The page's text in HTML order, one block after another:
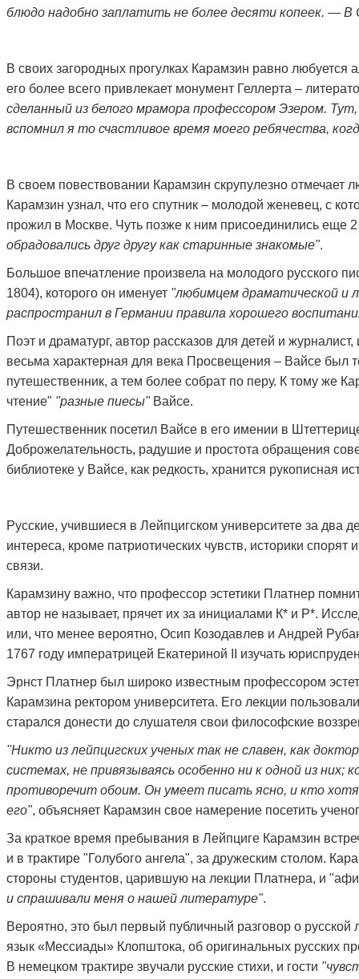
блюдо надобно заплатить не более десяти копеек. —
В своих загородных прогулках Карамзин равно
его более всего привлекает монумент Геллерта –
сделанный из белого мрамора профессором Эзером.
вспомнил я то счастливое время моего ребячества,
В своем повествовании Карамзин скрупулезно
Карамзин узнал, что его спутник – молодой женевец, с
прожил в Москве. Чуть позже к ним присоединились еще
обрадовались друг другу как старинные знакомые".
Большое впечатление произвела на молодого русского
1804), которого он именует "любимцем драматической и
распространил в Германии правила хорошего
Поэт и драматург, автор рассказов для детей и
весьма характерная для века Просвещения – Вайсе был
путешественник, а тем более собрат по перу. К тому же
чтение" "разные пиесы"Вайсе.
Путешественник посетил Вайсе в его имении в
Доброжелательность, радушие и простота обращения
библиотеке у Вайсе, как редкость, хранится рукописная
Русские, учившиеся в Лейпцигском университете за два
интереса, кроме патриотических чувств, историки
связи.
Карамзину важно, что профессор эстетики Платнер
автор не называет, прячет их за инициалами К* и Р*.
или, что менее вероятно, Осип Козодавлев и Андрей
1767 году императрицей Екатериной
изучать
Эрнст Платнер был широко известным профессором
Карамзина ректором университета. Его лекции
старался донести до слушателя свои философские
"Никто из лейпцигских ученых так не славен, как
системах, не привязываясь особенно ни к одной из
противоречит обоим. Он умеет писать ясно, и кто
его", объясняет Карамзин свое намерение посетить
За краткое время пребывания в Лейпциге Карамзин
и в трактире "Голубого ангела", за дружеским столом.
стороны студентов, царившую на лекции Платнера, и
и спрашивали меня о нашей литературе".
Вероятно, это был первый публичный разговор о
язык «Мессиады» Клопштока, об оригинальных русских
В немецком трактире звучали русские стихи, и гости